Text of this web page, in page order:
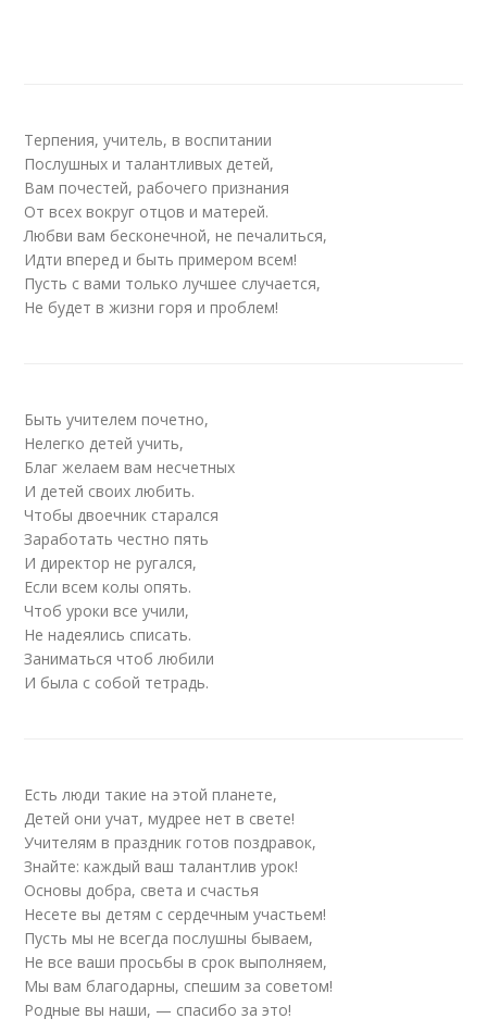
Терпения, учитель, в воспитании
Послушных и талантливых детей,
Вам почестей, рабочего признания
От всех вокруг отцов и матерей.
Любви вам бесконечной, не печалиться,
Идти вперед и быть примером всем!
Пусть с вами только лучшее случается,
Не будет в жизни горя и проблем!
Быть учителем почетно,
Нелегко детей учить,
Благ желаем вам несчетных
И детей своих любить.
Чтобы двоечник старался
Заработать честно пять
И директор не ругался,
Если всем колы опять.
Чтоб уроки все учили,
Не надеялись списать.
Заниматься чтоб любили
И была с собой тетрадь.
Есть люди такие на этой планете,
Детей они учат, мудрее нет в свете!
Учителям в праздник готов поздравок,
Знайте: каждый ваш талантлив урок!
Основы добра, света и счастья
Несете вы детям с сердечным участьем!
Пусть мы не всегда послушны бываем,
Не все ваши просьбы в срок выполняем,
Мы вам благодарны, спешим за советом!
Родные вы наши, — спасибо за это!